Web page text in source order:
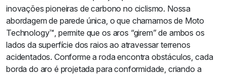
inovações pioneiras de carbono no ciclismo. Nossa
abordagem de parede única, o que chamamos de Moto
Technology™, permite que os aros “girem” de ambos os
lados da superfície dos raios ao atravessar terrenos
acidentados. Conforme a roda encontra obstáculos, cada
borda do aro é projetada para conformidade, criando a